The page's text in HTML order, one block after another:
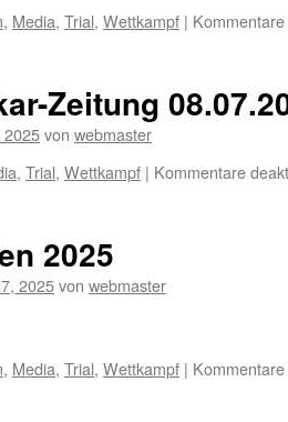
, Media, Trial, Wettkampf |
Zeitung
2025von webmaster
, Trial, Wettkampf | Kommentare
2025
2025von webmaster
, Media, Trial, Wettkampf |